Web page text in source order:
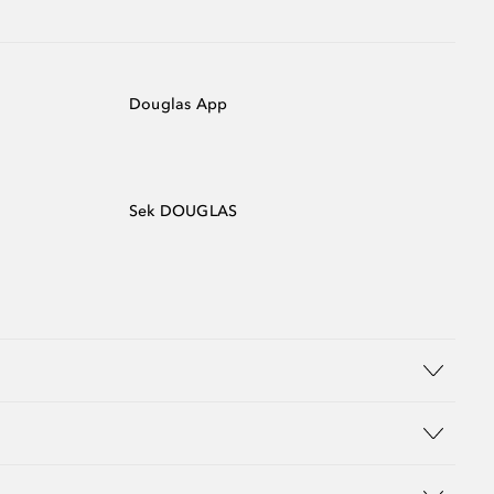
Douglas App
Sek DOUGLAS